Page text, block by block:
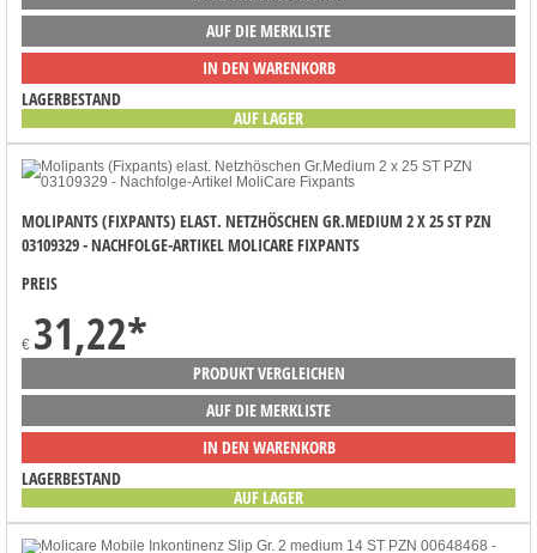
AUF DIE MERKLISTE
IN DEN WARENKORB
LAGERBESTAND
AUF LAGER
MOLIPANTS (FIXPANTS) ELAST. NETZHÖSCHEN GR.MEDIUM 2 X 25 ST PZN
03109329 - NACHFOLGE-ARTIKEL MOLICARE FIXPANTS
PREIS
€ 31,22*
PRODUKT VERGLEICHEN
AUF DIE MERKLISTE
IN DEN WARENKORB
LAGERBESTAND
AUF LAGER